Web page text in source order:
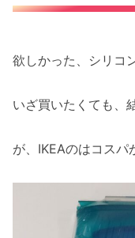
欲しかった、シリコ
いざ買いたくても、
が、IKEAのはコスパ